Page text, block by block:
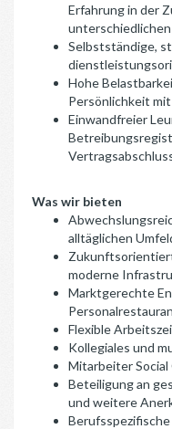
Erfahrung in der
Selbstständige,
Hohe
Persönlichkeit
Einwandfreier
Was wir bieten
alltäglichen
moderne
Marktgerechte
Flexible
Kollegiales und
Mitarbeiter Social
Beteiligung an
und weitere